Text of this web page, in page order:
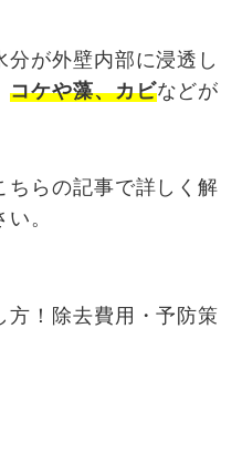
が外壁内部に浸透し
コケや藻、カビなどが
ちらの記事で詳しく解
。
方！除去費用・予防策